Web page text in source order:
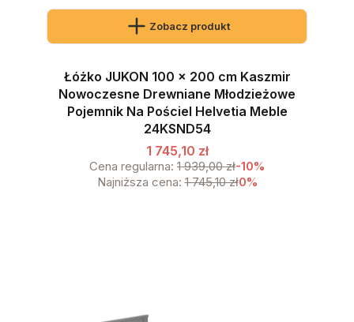
Zobacz produkt
Łóżko JUKON 100 x 200 cm Kaszmir
Nowoczesne Drewniane Młodzieżowe
Pojemnik Na Pościel Helvetia Meble
24KSND54
1 745,10 zł
Cena regularna: 1 939,00 zł-10%
Najniższa cena: 1 745,10 zł0%